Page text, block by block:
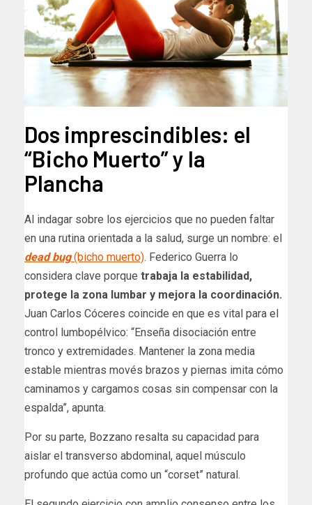
Dos imprescindibles: el
“Bicho Muerto” y la
Plancha
Al indagar sobre los ejercicios que no pueden faltar
en una rutina orientada a la salud, surge un nombre: el
dead bug(bicho muerto). Federico Guerra lo
considera clave porque trabaja la estabilidad,
protege la zona lumbar y mejora la coordinación.
Juan Carlos Cóceres coincide en que es vital para el
control lumbopélvico: “Enseña disociación entre
tronco y extremidades. Mantener la zona media
estable mientras movés brazos y piernas imita cómo
caminamos y cargamos cosas sin compensar con la
espalda”, apunta.
Por su parte, Bozzano resalta su capacidad para
aislar el transverso abdominal, aquel músculo
profundo que actúa como un “corset” natural.